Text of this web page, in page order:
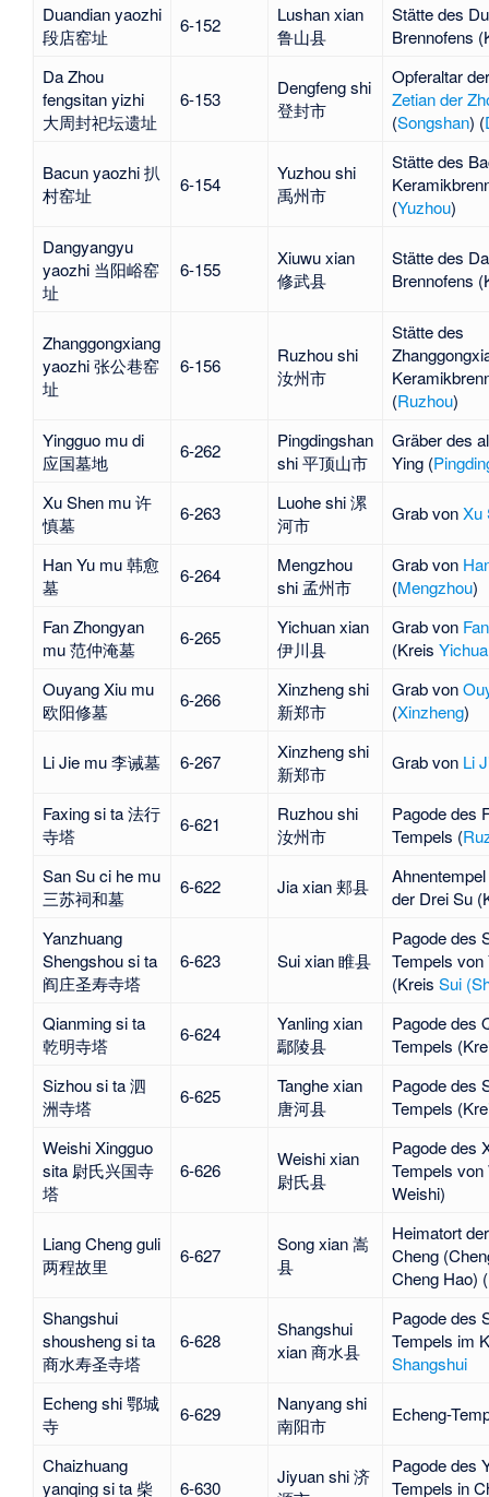
Duandian yaozhi
段店窑址
6-152
Lushan xian
鲁山县
Stätte des
Brennofens
Da Zhou
fengsitan yizhi
大周封祀坛遗址
6-153
Dengfeng shi
登封市
Opferaltar
Zetian der
(Songshan) (
Bacun yaozhi 扒
村窑址
6-154
Yuzhou shi
禹州市
Stätte des
(Yuzhou)
Dangyangyu
yaozhi 当阳峪窑
址
6-155
Xiuwu xian
修武县
Stätte des
Brennofens
Zhanggongxiang
yaozhi 张公巷窑
址
6-156
Ruzhou shi
汝州市
Stätte des
(Ruzhou)
Yingguo mu di
应国墓地
6-262
Pingdingshan
shi 平顶山市
Gräber des
Ying(
Xu Shen mu 许
慎墓
6-263
Luohe shi 漯
河市
Grab vonXu
Han Yu mu 韩愈
墓
6-264
Mengzhou
shi 孟州市
Grab von
(Mengzhou)
Fan Zhongyan
mu 范仲淹墓
6-265
Yichuan xian
伊川县
Grab von
(Kreis
Ouyang Xiu mu
欧阳修墓
6-266
Xinzheng shi
新郑市
Grab von
(Xinzheng)
Li Jie mu 李诫墓 6-267
Xinzheng shi
新郑市
Grab von Li
Faxing si ta 法行
寺塔
6-621
Ruzhou shi
汝州市
Pagode des
Tempels (
San Su ci he mu
三苏祠和墓
6-622 Jia xian 郏县
der Drei Su
Yanzhuang
Shengshou si ta
阎庄圣寿寺塔
6-623 Sui xian 睢县
Pagode des
Tempels von
(Kreis Sui
Qianming si ta
乾明寺塔
6-624
Yanling xian
鄢陵县
Pagode des
Tempels
Sizhou si ta 泗
洲寺塔
6-625
Tanghe xian
唐河县
Pagode des
Tempels
Weishi Xingguo
sita 尉氏兴国寺
塔
6-626
Weishi xian
尉氏县
Pagode des
Tempels
Weishi)
Liang Cheng guli
两程故里
6-627
Song xian 嵩
县
Heimatort
Cheng (
Cheng Hao)
Shangshui
shousheng si ta
商水寿圣寺塔
6-628
Shangshui
xian 商水县
Pagode des
Tempels im
Shangshui
Echeng shi 鄂城
寺
6-629
Nanyang shi
南阳市
Echeng-
Chaizhuang
yanqing si ta 柴
6-630
Jiyuan shi 济
Pagode des
Tempels in